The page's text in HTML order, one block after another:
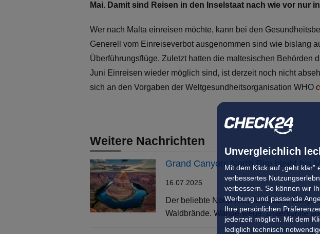
Unvergleichlich
Mit dem Klick auf „geht
verbessertes
verbessern. So können wir
Werbung und passende
Ihre persönlichen
jederzeit möglich. Mit dem
lediglich technisch
Mai. Damit sind Reisen in den Inselstaat nach wie vor nur
Wer nach Malta einreisen möchte, kann bei den
Generell vom Einreiseverbot ausgenommen sind wie bislang
Überführungsflüge. Zuletzt hatten die maltesischen Behörden
Juni Einreisen wieder möglich sind, ist derzeit noch nicht
sich an den Vorgaben der Weltgesundheitsorganisation WHO
Weitere Nachrichten
Grand Canyon: North Rim bleibt bis
16.07.2025
Der beliebte North Rim des Grand
Waldbrände. Wanderwege, Unterkünfte